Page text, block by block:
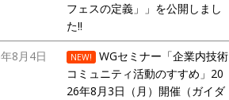
フェスの定義」」を公開しまし
た!!
8月4日
NEW!
WGセミナー「企業内技術
コミュニティ活動のすすめ」20
26年8月3日（月）開催（ガイダ